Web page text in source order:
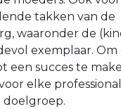
takken van de
waaronder de
exemplaar. Om
een succes te
elke
doelgroep.